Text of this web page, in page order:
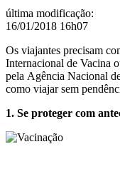
última modificação:
16/01/2018 16h07
Os viajantes precisam
Internacional de Vacina
pela Agência Nacional
como viajar sem
1. Se proteger com